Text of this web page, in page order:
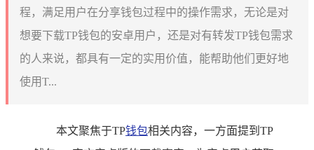
程，满足用户在分享钱包过程中的操作需求，无论是对
想要下载TP钱包的安卓用户，还是对有转发TP钱包需求
的人来说，都具有一定的实用价值，能帮助他们更好地
使用T...
本文聚焦于TP钱包相关内容，一方面提到TP